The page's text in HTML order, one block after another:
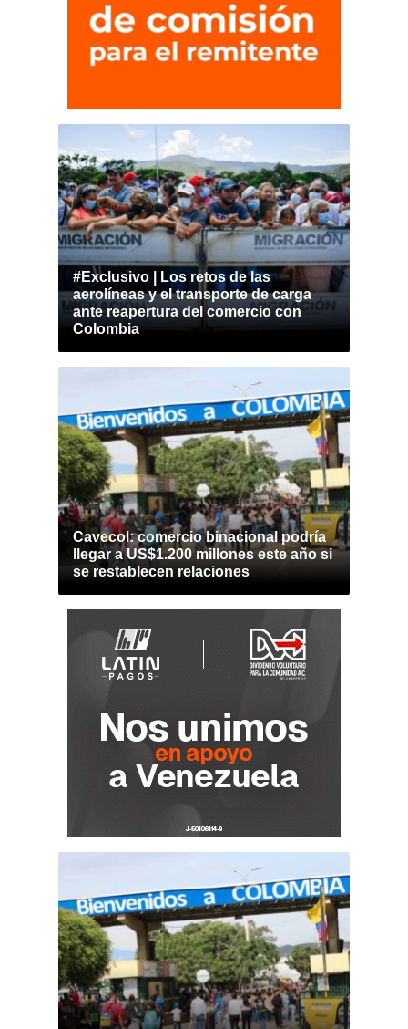
#Exclusivo | Los retos de las
aerolíneas y el transporte de carga
ante reapertura del comercio con
Colombia
Cavecol: comercio binacional podría
llegar a US$1.200 millones este año si
se restablecen relaciones